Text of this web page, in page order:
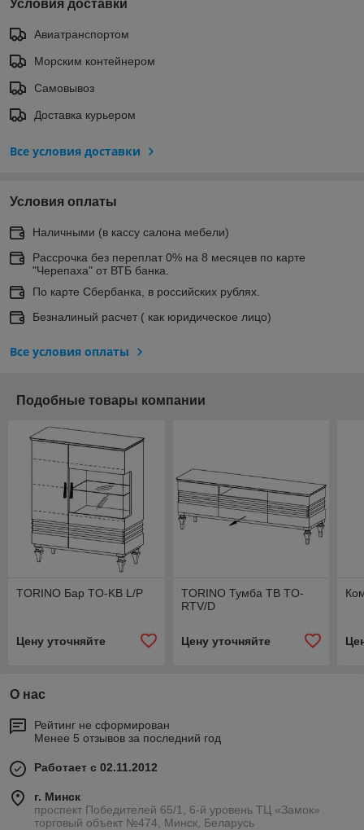
Условия доставки
Авиатранспортом
Морским контейнером
Самовывоз
Доставка курьером
Все условия доставки
Условия оплаты
Наличными (в кассу салона мебели)
Рассрочка без переплат 0% на 8 месяцев по карте
"Черепаха" от ВТБ банка.
По карте Сбербанка, в российских рублях.
Безналиный расчет ( как юридическое лицо)
Все условия оплаты
Подобные товары компании
TORINO Бар TO-KB L/P
Цену уточняйте
TORINO Тумба ТВ TO-
RTV/D
Цену уточняйте
О нас
Рейтинг не сформирован
Менее 5 отзывов за последний год
Работает с 02.11.2012
г. Минск
проспект Победителей 65/1, 6-й уровень ТЦ «Замок»
торговый объект №474, Минск, Беларусь